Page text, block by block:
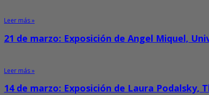
Leer más »
21 de marzo: Exposición de Angel Miquel,
Leer más »
14 de marzo: Exposición de Laura Podalsky,